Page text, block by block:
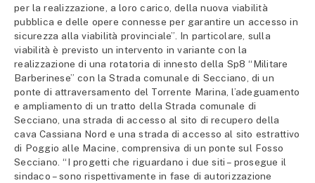
per la realizzazione, a loro carico, della nuova viabilità
pubblica e delle opere connesse per garantire un accesso in
sicurezza alla viabilità provinciale”. In particolare, sulla
viabilità è previsto un intervento in variante con la
realizzazione di una rotatoria di innesto della Sp8 “Militare
Barberinese” con la Strada comunale di Secciano, di un
ponte di attraversamento del Torrente Marina, l’adeguamento
e ampliamento di un tratto della Strada comunale di
Secciano, una strada di accesso al sito di recupero della
cava Cassiana Nord e una strada di accesso al sito estrattivo
di Poggio alle Macine, comprensiva di un ponte sul Fosso
Secciano. “I progetti che riguardano i due siti – prosegue il
sindaco – sono rispettivamente in fase di autorizzazione